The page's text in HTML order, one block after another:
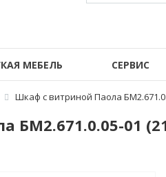
МЕБЕЛЬ СЕРВИС
Шкаф с витриной Паола
БМ2.671.0.05-01